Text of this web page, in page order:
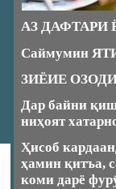
АЗ
Саймумин
ЗИЁИЕ
Дар байни
ниҳоят
Ҳисоб
ҳамин қитъа,
коми дарё